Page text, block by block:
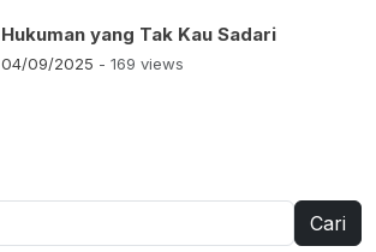
Hukuman yang Tak Kau Sadari
04/09/2025 - 169 views